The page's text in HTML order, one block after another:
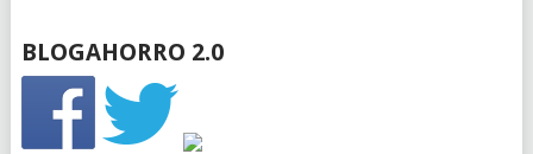
BLOGAHORRO 2.0